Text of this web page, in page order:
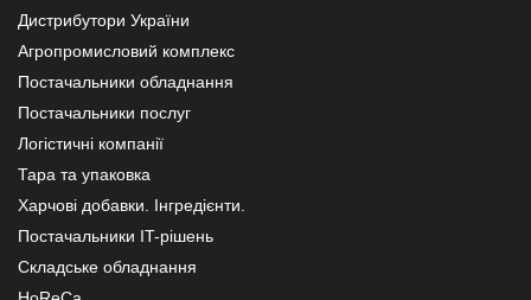
Дистрибутори України
Агропромисловий комплекс
Постачальники обладнання
Постачальники послуг
Логістичні компанії
Тара та упаковка
Харчові добавки. Інгредієнти.
Постачальники IT-рішень
Складське обладнання